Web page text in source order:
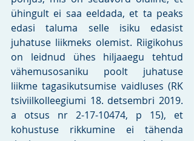
ühingult ei saa eeldada, et ta peaks
edasi taluma selle isiku edasist
juhatuse liikmeks olemist. Riigikohus
on leidnud ühes hiljaaegu tehtud
vähemusosaniku poolt juhatuse
liikme tagasikutsumise vaidluses (RK
tsiviilkolleegiumi 18. detsembri 2019.
a otsus nr 2-17-10474, p 15), et
kohustuse rikkumine ei tähenda